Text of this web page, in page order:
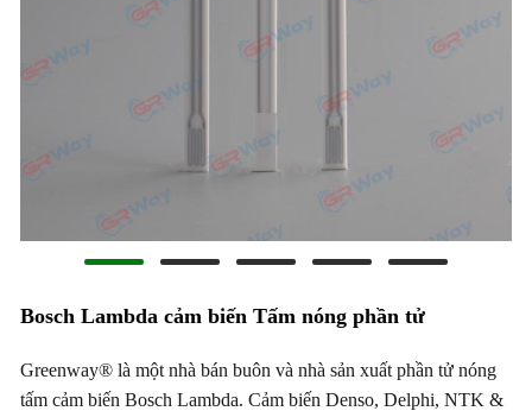
Bosch Lambda cảm biến Tấm nóng phần tử
Greenway® là một nhà bán buôn và nhà sản xuất phần tử nóng
tấm cảm biến Bosch Lambda. Cảm biến Denso, Delphi, NTK &